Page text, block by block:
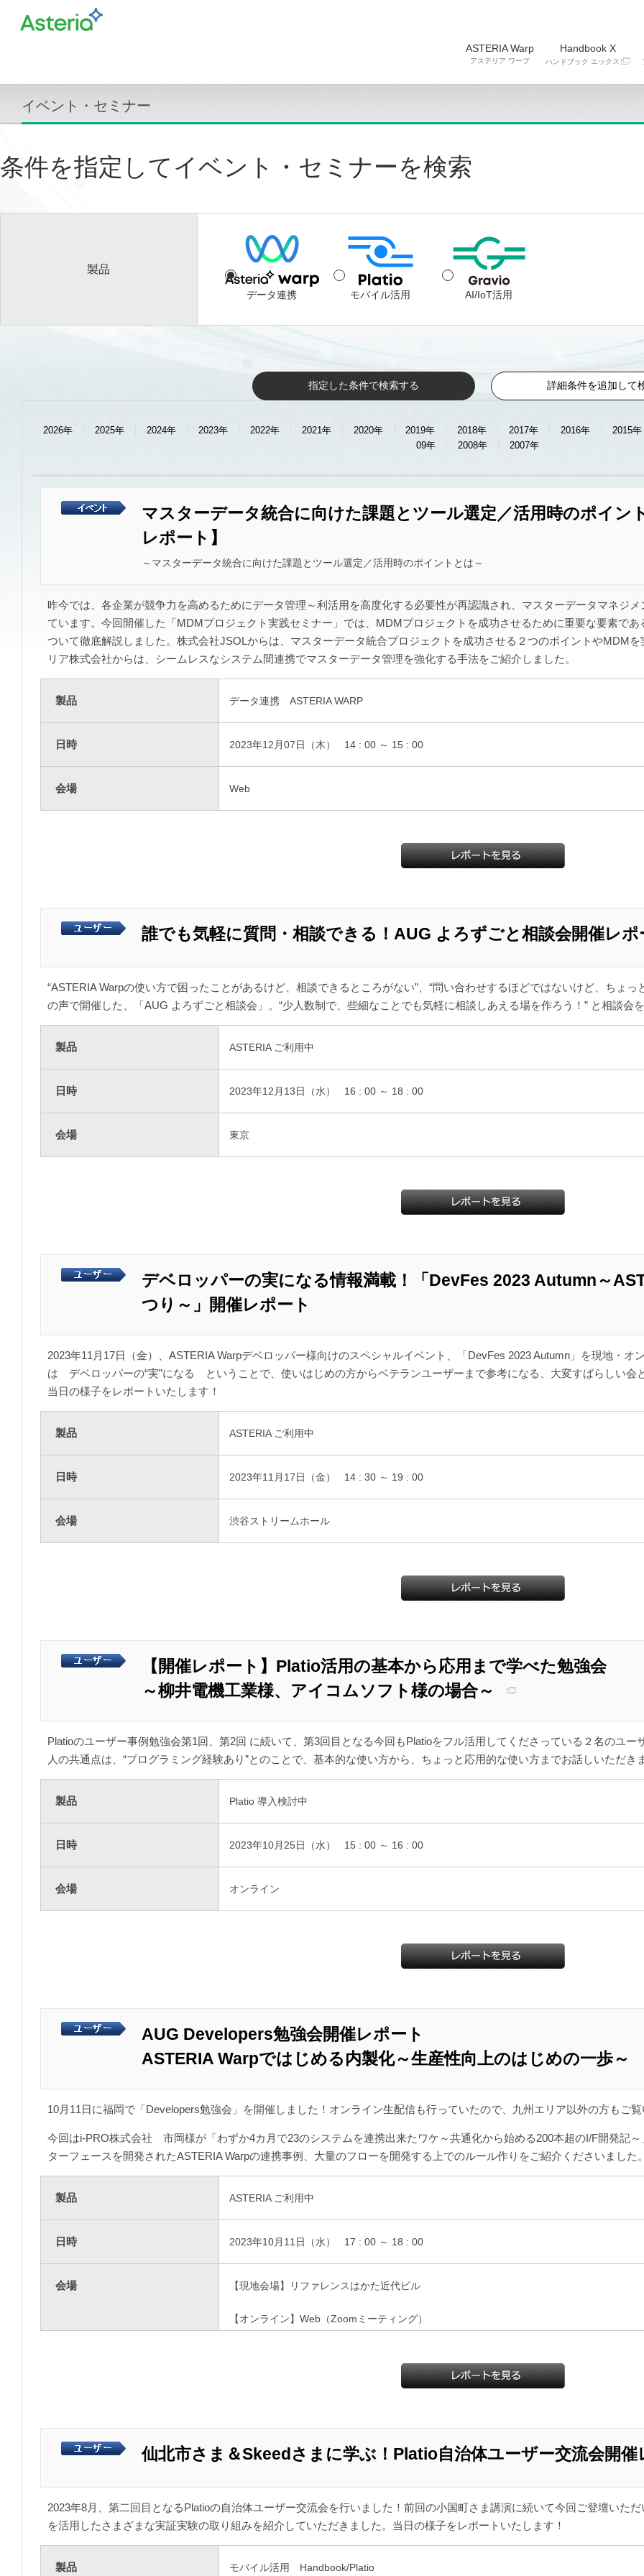
ASTERIA Warp
アステリア ワープ
Handbook X
ハンドブック エックス
イベント・セミナー
条件を指定してイベント・セミナーを検索
製品
データ連携 モバイル活用 AI/IoT活用
ご利用中の方
無料体験 パートナー
1ヶ月以内
指定した条件で検索する 詳細条件を追加して
2026年 2025年 2024年 2023年 2022年 2021年 2020年 2019年 2018年 2017年 2016年
2015年
09年
2008年 2007年
マスターデータ統合に向けた課題とツール選定／活用時のポイン
レポート】
～マスターデータ統合に向けた課題とツール選定／活用時のポイントとは～
昨今では、各企業が競争力を高めるためにデータ管理～利活用を高度化する必要性が再認識され、マスターデータマネジ
ています。今回開催した「MDMプロジェクト実践セミナー」では、MDMプロジェクトを成功させるために重要な要素で
ついて徹底解説しました。株式会社JSOLからは、マスターデータ統合プロジェクトを成功させる２つのポイントやMDM
リア株式会社からは、シームレスなシステム間連携でマスターデータ管理を強化する手法をご紹介しました。
製品 データ連携 ASTERIA WARP
日時 2023年12月07日（木） 14 : 00 ～ 15 : 00
会場 Web
誰でも気軽に質問・相談できる！AUG よろずごと相談会開催レポ
“ASTERIA Warpの使い方で困ったことがあるけど、相談できるところがない”、“問い合わせするほどではないけど、ちょ
の声で開催した、「AUG よろずごと相談会」。“少人数制で、些細なことでも気軽に相談しあえる場を作ろう！” と相談会
製品 ASTERIA ご利用中
日時 2023年12月13日（水） 16 : 00 ～ 18 : 00
会場 東京
デベロッパーの実になる情報満載！「DevFes 2023 Autumn～
つり～」開催レポート
2023年11月17日（金）、ASTERIA Warpデベロッパー様向けのスペシャルイベント、「DevFes 2023 Autumn」を現地・
は デベロッパーの“実”になる ということで、使いはじめの方からベテランユーザーまで参考になる、大変すばらしい会
当日の様子をレポートいたします！
製品 ASTERIA ご利用中
日時 2023年11月17日（金） 14 : 30 ～ 19 : 00
会場 渋谷ストリームホール
【開催レポート】Platio活用の基本から応用まで学べた勉強会
～柳井電機工業様、アイコムソフト様の場合～
Platioのユーザー事例勉強会第1回、第2回 に続いて、第3回目となる今回もPlatioをフル活用してくださっている２名のユ
人の共通点は、“プログラミング経験あり”とのことで、基本的な使い方から、ちょっと応用的な使い方までお話しいただ
製品 Platio 導入検討中
日時 2023年10月25日（水） 15 : 00 ～ 16 : 00
会場 オンライン
AUG Developers勉強会開催レポート
ASTERIA Warpではじめる内製化～生産性向上のはじめの一歩～
10月11日に福岡で「Developers勉強会」を開催しました！オンライン生配信も行っていたので、九州エリア以外の方もご
今回はi-PRO株式会社 市岡様が「わずか4カ月で23のシステムを連携出来たワケ～共通化から始める200本超のI/F開発記
ターフェースを開発されたASTERIA Warpの連携事例、大量のフローを開発する上でのルール作りをご紹介くださいました
製品 ASTERIA ご利用中
日時 2023年10月11日（水） 17 : 00 ～ 18 : 00
会場 【現地会場】リファレンスはかた近代ビル
【オンライン】Web（Zoomミーティング）
仙北市さま＆Skeedさまに学ぶ！Platio自治体ユーザー交流会開催
2023年8月、第二回目となるPlatioの自治体ユーザー交流会を行いました！前回の小国町さま講演に続いて今回ご登壇いた
を活用したさまざまな実証実験の取り組みを紹介していただきました。当日の様子をレポートいたします！
製品 モバイル活用 Handbook/Platio